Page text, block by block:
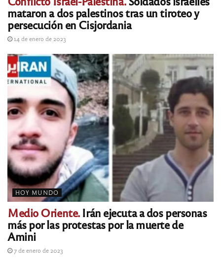
mataron a dos palestinos tras un tiroteo y
persecución en Cisjordania
14 de enero de 2023
HOY MUNDO
Medio Oriente.Irán ejecuta a dos personas
más por las protestas por la muerte de
Amini
7 de enero de 2023